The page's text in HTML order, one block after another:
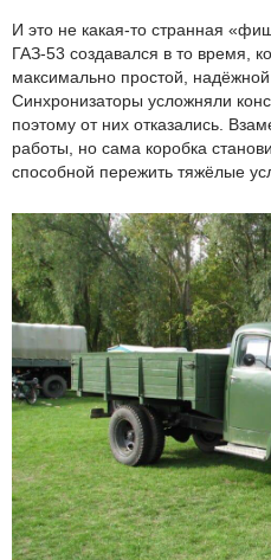
И это не какая-то странная
ГАЗ-53 создавался в то время,
максимально простой,
Синхронизаторы усложняли
поэтому от них отказались.
работы, но сама коробка
способной пережить тяжёлые